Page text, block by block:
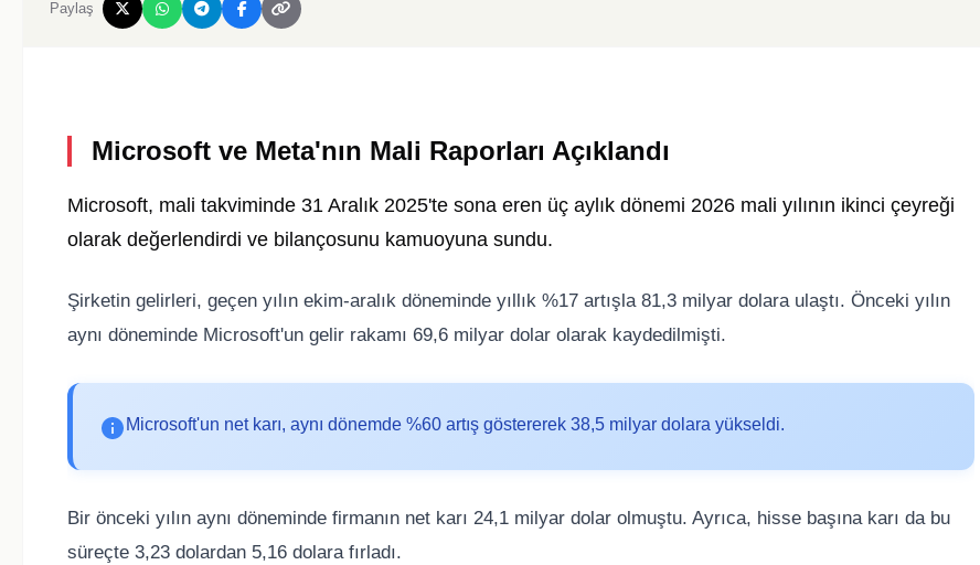
Paylaş
Microsoft ve Meta'nın Mali Raporları Açıklandı
Microsoft, mali takviminde 31 Aralık 2025'te sona eren üç aylık dönemi 2026 mali yılının ikinci çeyreği
olarak değerlendirdi ve bilançosunu kamuoyuna sundu.
Şirketin gelirleri, geçen yılın ekim-aralık döneminde yıllık %17 artışla 81,3 milyar dolara ulaştı. Önceki yılın
aynı döneminde Microsoft'un gelir rakamı 69,6 milyar dolar olarak kaydedilmişti.
Microsoft'un net karı, aynı dönemde %60 artış göstererek 38,5 milyar dolara yükseldi.
Bir önceki yılın aynı döneminde firmanın net karı 24,1 milyar dolar olmuştu. Ayrıca, hisse başına karı da bu
süreçte 3,23 dolardan 5,16 dolara fırladı.